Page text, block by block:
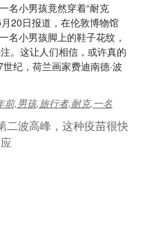
名小男孩竟然穿着“耐克
20日报道，在伦敦博物馆
名小男孩脚上的鞋子花纹，
。这让人们相信，或许真的
纪，荷兰画家费迪南德·波
前,男孩,旅行者,耐克,一名